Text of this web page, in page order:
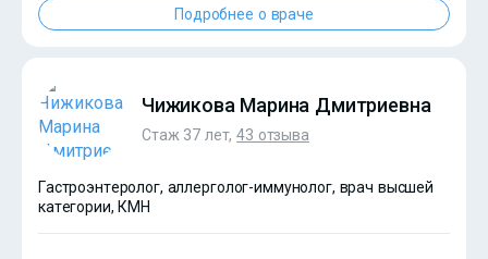
?> Подробнее о враче
Чижикова Марина Дмитриевна
Стаж 37 лет,43 отзыва
Гастроэнтеролог, аллерголог-иммунолог, врач высшей
категории, КМН